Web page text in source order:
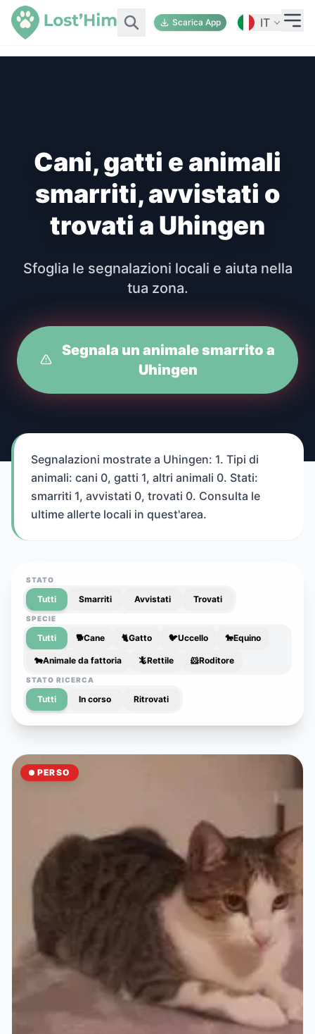
Scarica App IT
Cani, gatti e animali
smarriti, avvistati o
trovati a Uhingen
Sfoglia le segnalazioni locali e aiuta nella
tua zona.
Segnala un animale smarrito a
Uhingen
Segnalazioni mostrate a Uhingen: 1. Tipi di
animali: cani 0, gatti 1, altri animali 0. Stati:
smarriti 1, avvistati 0, trovati 0. Consulta le
ultime allerte locali in quest'area.
STATO
Tutti Smarriti Avvistati Trovati
SPECIE
Tutti 🐕Cane 🐈Gatto 🐦Uccello 🐎Equino
🐄Animale da fattoria 🦎Rettile 🐹Roditore
STATO RICERCA
Tutti In corso Ritrovati
PERSO